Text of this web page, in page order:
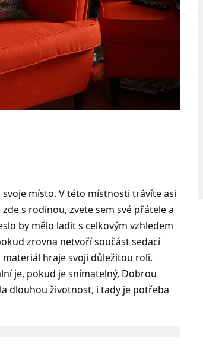
místo. V této místnosti trávíte asi
s rodinou, zvete sem své přátele a
by mělo ladit s celkovým vzhledem
zrovna netvoří součást sedací
hraje svoji důležitou roli.
je, pokud je snímatelný. Dobrou
dlouhou životnost, i tady je potřeba